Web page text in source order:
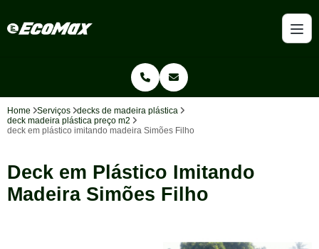
Home Serviços
decks de madeira plástica
deck madeira plástica preço m2
deck em plástico imitando madeira Simões Filho
Deck em Plástico Imitando
Madeira Simões Filho